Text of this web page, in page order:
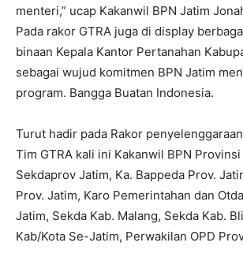
menteri,” ucap Kakanwil BPN Jatim
Pada rakor GTRA juga di display
binaan Kepala Kantor Pertanahan
sebagai wujud komitmen BPN Jatim
program. Bangga Buatan Indonesia.
Turut hadir pada Rakor
Tim GTRA kali ini Kakanwil BPN
Sekdaprov Jatim, Ka. Bappeda Prov.
Prov. Jatim, Karo Pemerintahan dan
Jatim, Sekda Kab. Malang, Sekda Kab.
Kab/Kota Se-Jatim, Perwakilan OPD